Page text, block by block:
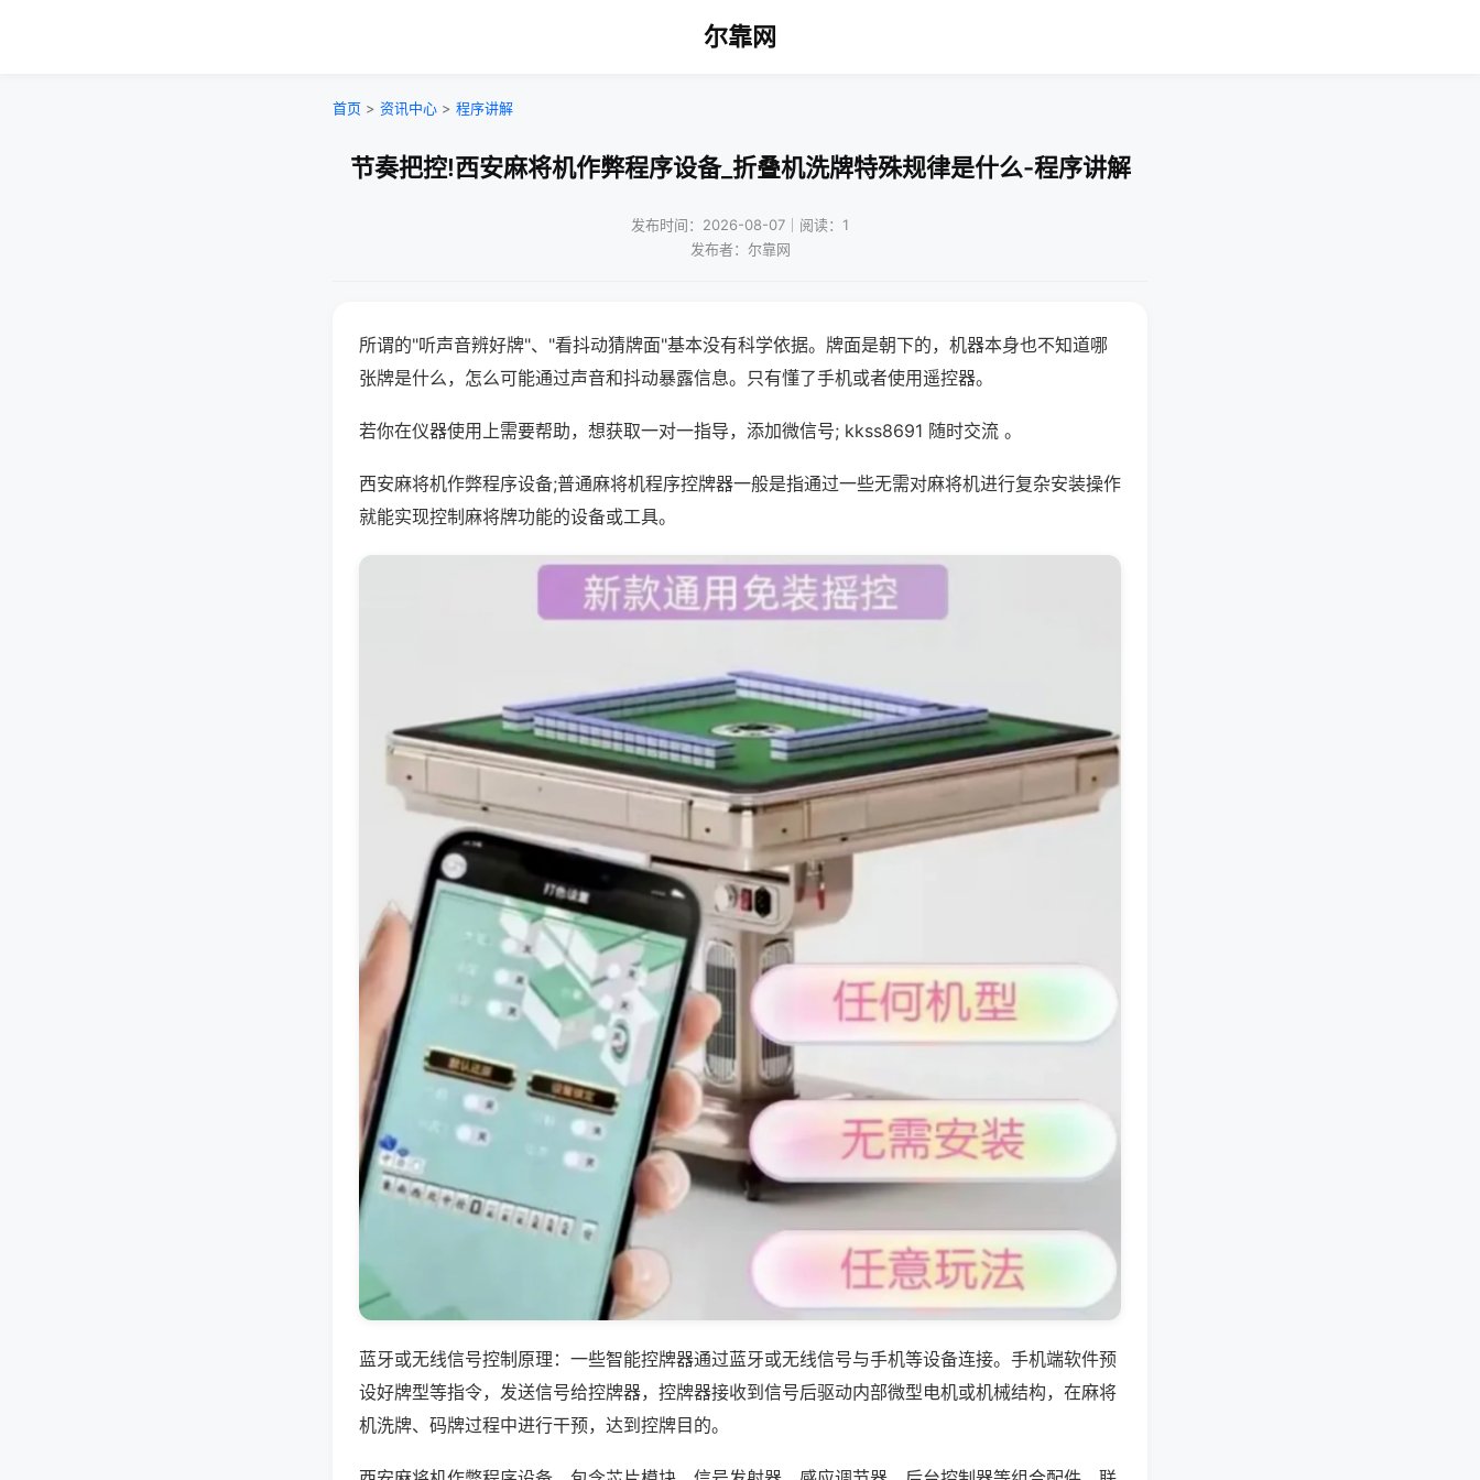
尔靠网
首页 > 资讯中心 > 程序讲解
节奏把控!西安麻将机作弊程序设备_折叠机洗牌特殊规律是什么-程序讲解
发布时间：2026-08-07｜阅读：1
发布者：尔靠网
所谓的"听声音辨好牌"、"看抖动猜牌面"基本没有科学依据。牌面是朝下的，机器本身也不知道哪
张牌是什么，怎么可能通过声音和抖动暴露信息。只有懂了手机或者使用遥控器。
若你在仪器使用上需要帮助，想获取一对一指导，添加微信号; kkss8691 随时交流 。
西安麻将机作弊程序设备;普通麻将机程序控牌器一般是指通过一些无需对麻将机进行复杂安装操作
就能实现控制麻将牌功能的设备或工具。
蓝牙或无线信号控制原理：一些智能控牌器通过蓝牙或无线信号与手机等设备连接。手机端软件预
设好牌型等指令，发送信号给控牌器，控牌器接收到信号后驱动内部微型电机或机械结构，在麻将
机洗牌、码牌过程中进行干预，达到控牌目的。